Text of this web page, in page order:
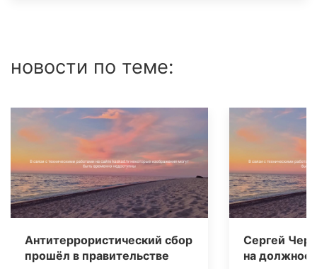
новости по теме:
Анти­террористический сбор
прошёл в правительстве
Сергей
на